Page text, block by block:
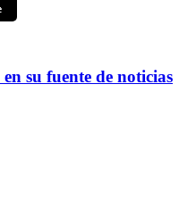
en su fuente de noticias